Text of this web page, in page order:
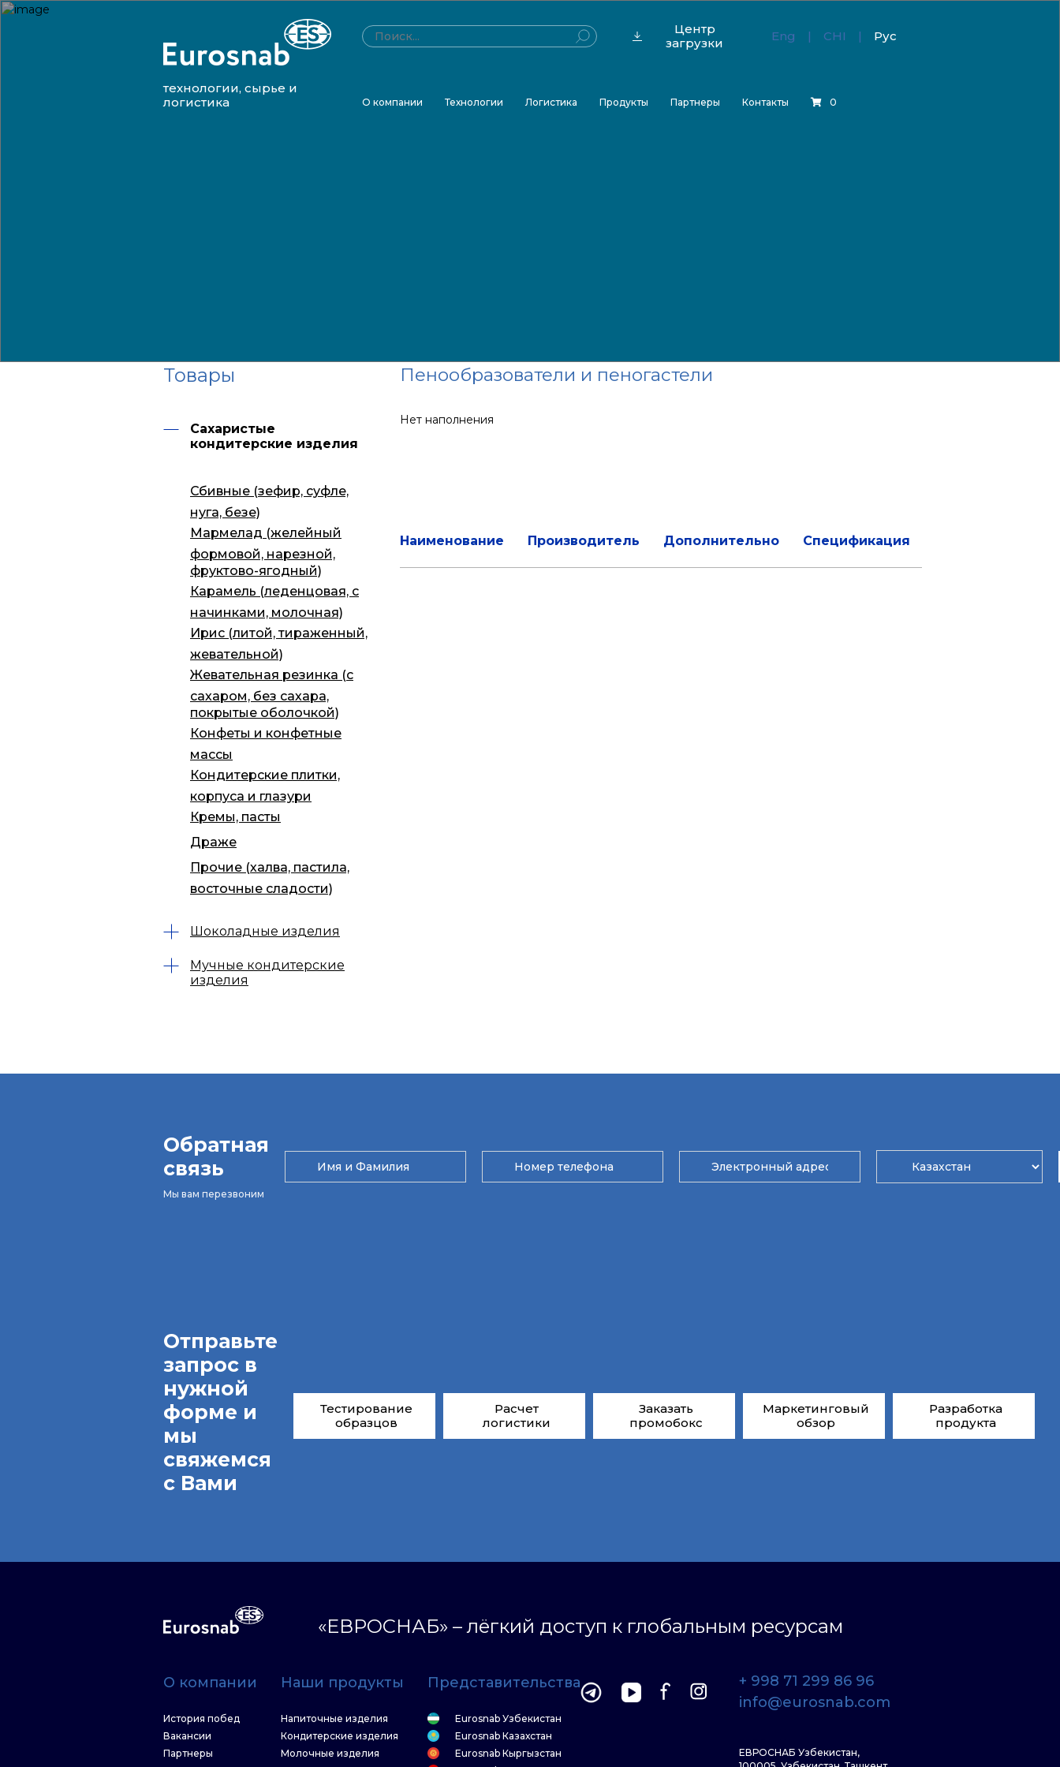
технологии, сырье и
логистика
Центр
загрузки
Eng CHI Рус
О компании Технологии Логистика Продукты Партнеры Контакты 0
Товары
Сахаристые
кондитерские изделия
Сбивные (зефир, суфле,
нуга, безе)
Мармелад (желейный
формовой, нарезной,
фруктово-ягодный)
Карамель (леденцовая, с
начинками, молочная)
Ирис (литой, тираженный,
жевательной)
Жевательная резинка (с
сахаром, без сахара,
покрытые оболочкой)
Конфеты и конфетные
массы
Кондитерские плитки,
корпуса и глазури
Кремы, пасты
Драже
Прочие (халва, пастила,
восточные сладости)
Шоколадные изделия
Мучные кондитерские
изделия
Пенообразователи и пеногастели
Нет наполнения
Наименование Производитель Дополнительно Спецификация
Обратная
связь
Мы вам перезвоним
Отправьте
запрос в
нужной
форме и
мы
свяжемся
с Вами
Тестирование
образцов
Расчет
логистики
Заказать
промобокс
Маркетинговый
обзор
Разработка
продукта
«ЕВРОСНАБ» – лёгкий доступ к глобальным ресурсам
О компании
История побед
Вакансии
Партнеры
Наши продукты
Напиточные изделия
Кондитерские изделия
Молочные изделия
Представительства
Eurosnab Узбекистан
Eurosnab Казахстан
Eurosnab Кыргызстан
+ 998 71 299 86 96
info@eurosnab.com
ЕВРОСНАБ Узбекистан,